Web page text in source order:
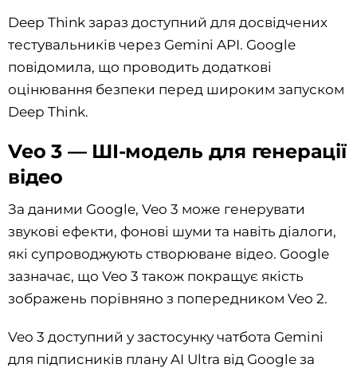
Deep Think зараз доступний для досвідчених
тестувальників через Gemini API. Google
повідомила, що проводить додаткові
оцінювання безпеки перед широким запуском
Deep Think.
Veo 3 — ШІ-модель для генерації
відео
За даними Google, Veo 3 може генерувати
звукові ефекти, фонові шуми та навіть діалоги,
які супроводжують створюване відео. Google
зазначає, що Veo 3 також покращує якість
зображень порівняно з попередником Veo 2.
Veo 3 доступний у застосунку чатбота Gemini
для підписників плану AI Ultra від Google за